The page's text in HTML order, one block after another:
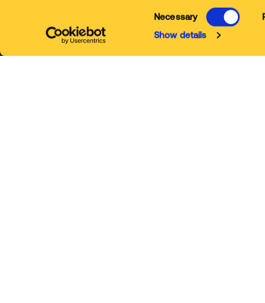
Necessary
Show details